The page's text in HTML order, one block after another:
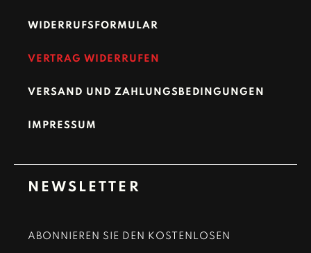
WIDERRUFSFORMULAR
VERTRAG WIDERRUFEN
VERSAND UND ZAHLUNGSBEDINGUNGEN
IMPRESSUM
NEWSLETTER
ABONNIEREN SIE DEN KOSTENLOSEN